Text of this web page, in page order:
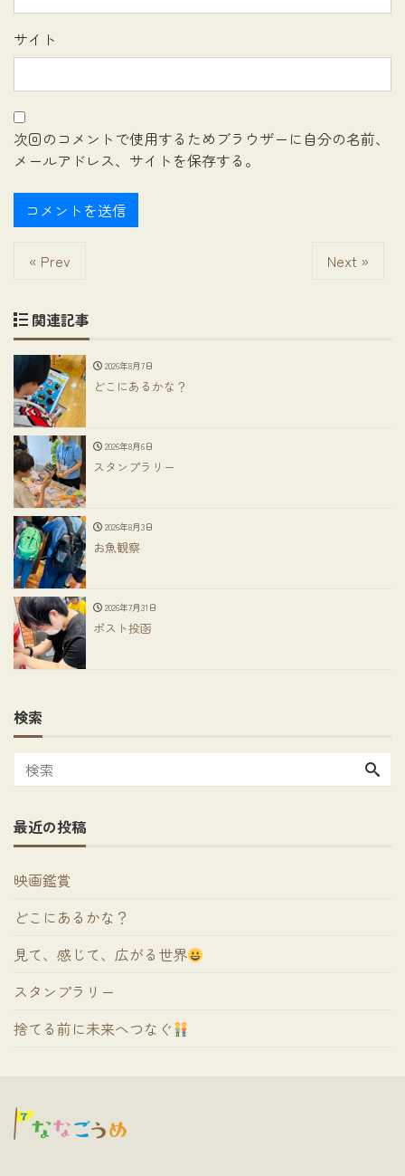
サイト
次回のコメントで使用するためブラウザーに自分の名前、
メールアドレス、サイトを保存する。
« Prev Next »
関連記事
2026年8月7日
どこにあるかな？
2026年8月6日
スタンプラリー
2026年8月3日
お魚観察
2026年7月31日
ポスト投函
検索
最近の投稿
映画鑑賞
どこにあるかな？
見て、感じて、広がる世界
スタンプラリー
捨てる前に未来へつなぐ